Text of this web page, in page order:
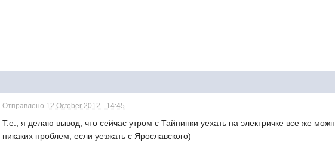
Отправлено 12 October 2012 - 14:45
Т.е., я делаю вывод, что сейчас утром с Тайнинки уехать на электричке все же
никаких проблем, если уезжать с Ярославского)